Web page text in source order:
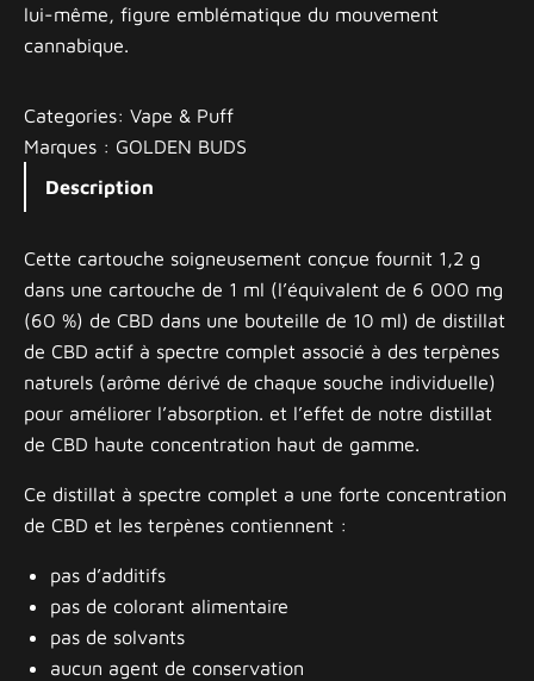
lui-même, figure emblématique du mouvement
cannabique.
Categories: Vape & Puff
Marques : GOLDEN BUDS
Description
Cette cartouche soigneusement conçue fournit 1,2 g
dans une cartouche de 1 ml (l’équivalent de 6 000 mg
(60 %) de CBD dans une bouteille de 10 ml) de distillat
de CBD actif à spectre complet associé à des terpènes
naturels (arôme dérivé de chaque souche individuelle)
pour améliorer l’absorption. et l’effet de notre distillat
de CBD haute concentration haut de gamme.
Ce distillat à spectre complet a une forte concentration
de CBD et les terpènes contiennent :
pas d’additifs
pas de colorant alimentaire
pas de solvants
aucun agent de conservation